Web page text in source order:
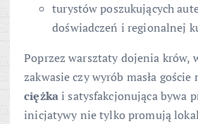
turystów poszukujących
doświadczeń i regionalnej
Poprzez warsztaty dojenia krów,
zakwasie czy wyrób masła goście
ciężkai satysfakcjonująca bywa
inicjatywy nie tylko promują